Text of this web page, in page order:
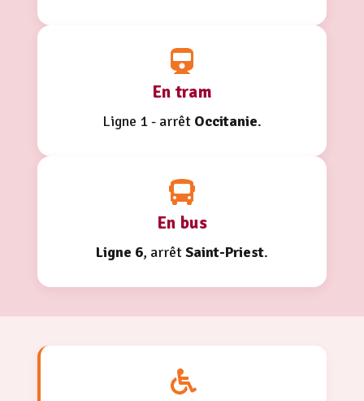
En tram
Ligne 1 - arrêt Occitanie.
En bus
Ligne 6, arrêtSaint-Priest.